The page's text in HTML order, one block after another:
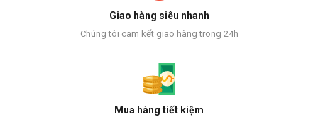
Giao hàng siêu nhanh
Chúng tôi cam kết giao hàng trong 24h
Mua hàng tiết kiệm